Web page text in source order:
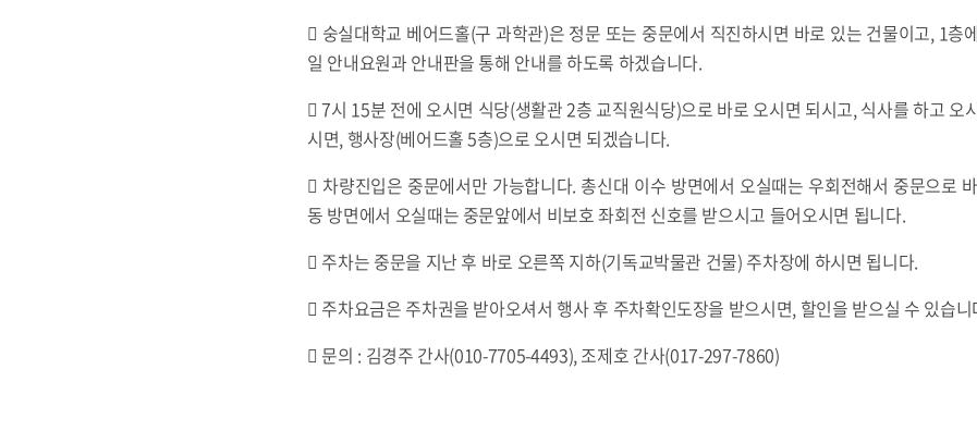
󰋮 숭실대학교 베어드홀(구 과학관)은 정문 또는 중문에서 직진하시면 바로 있는 건물이고, 1층
일 안내요원과 안내판을 통해 안내를 하도록 하겠습니다.
󰋮 7시 15분 전에 오시면 식당(생활관 2층 교직원식당)으로 바로 오시면 되시고, 식사를 하고 오
시면, 행사장(베어드홀 5층)으로 오시면 되겠습니다.
󰋮 차량진입은 중문에서만 가능합니다. 총신대 이수 방면에서 오실때는 우회전해서 중문으로
동 방면에서 오실때는 중문앞에서 비보호 좌회전 신호를 받으시고 들어오시면 됩니다.
󰋮 주차는 중문을 지난 후 바로 오른쪽 지하(기독교박물관 건물) 주차장에 하시면 됩니다.
󰋮 주차요금은 주차권을 받아오셔서 행사 후 주차확인도장을 받으시면, 할인을 받으실 수 있습니
󰋮 문의 : 김경주 간사(010-7705-4493), 조제호 간사(017-297-7860)